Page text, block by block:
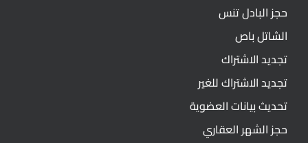
حجز البادل تنس
الشاتل باص
تجديد الاشتراك
تجديد الاشتراك للغير
تحديث بيانات العضوية
حجز الشهر العقاري